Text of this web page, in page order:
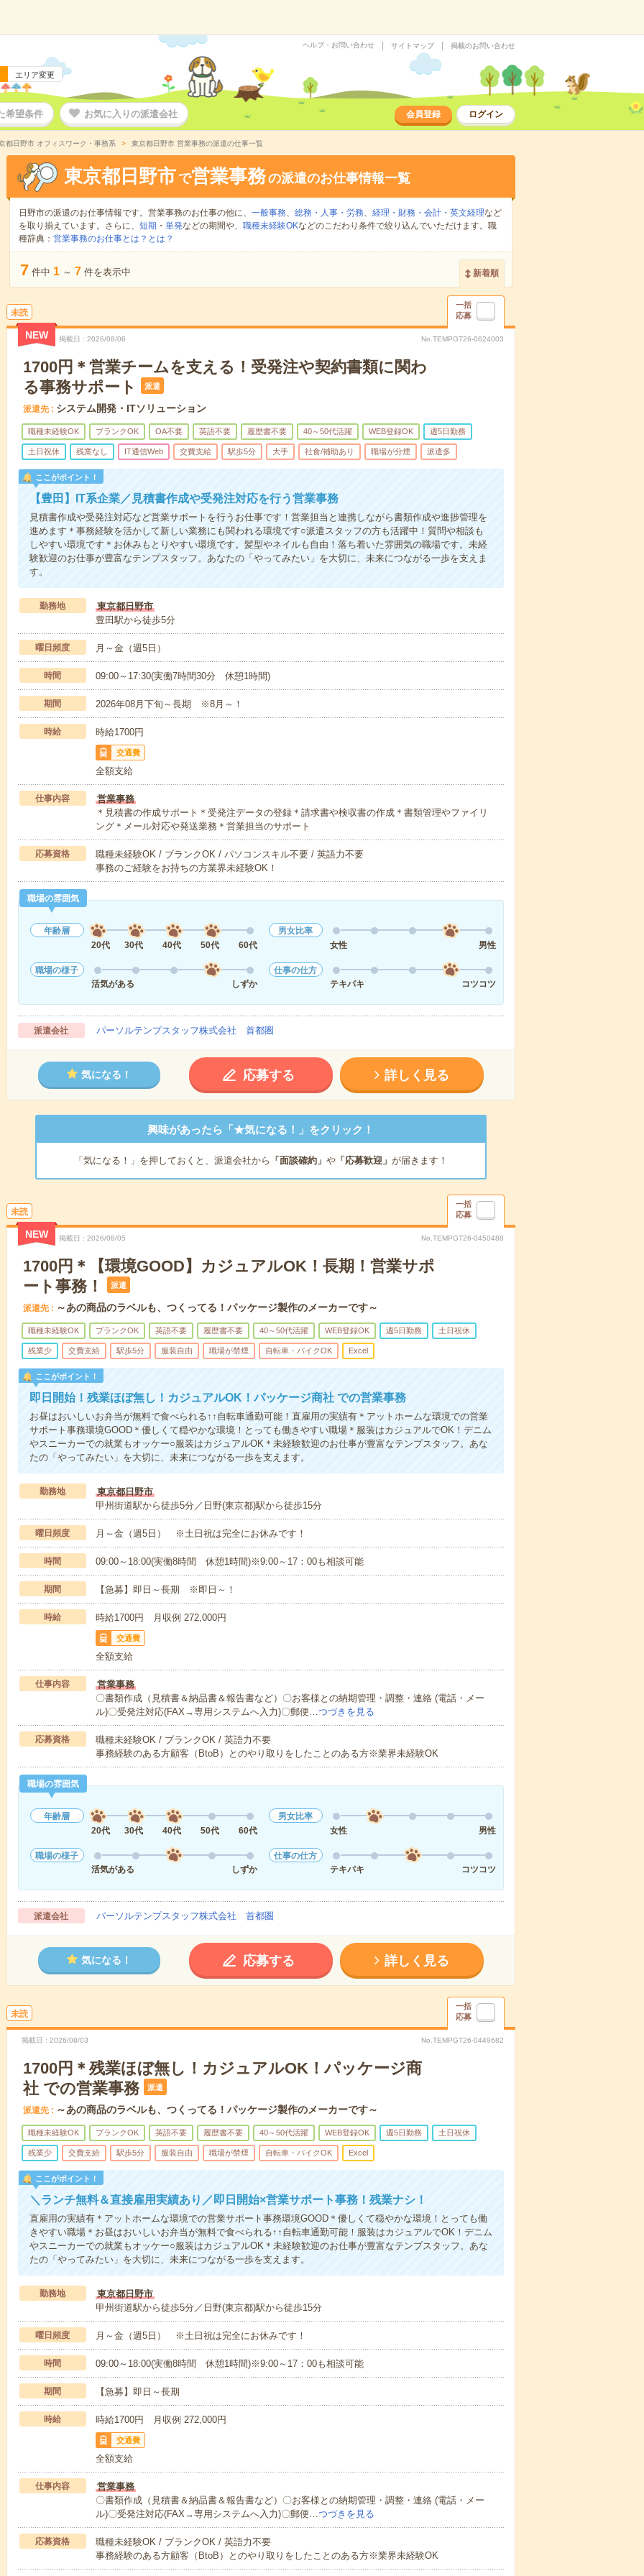
エリア変更
ヘルプ・お問い合わせ サイトマップ 掲載のお問い合わせ
希望条件 お気に入りの派遣会社 会員登録 ログイン
都日野市 オフィスワーク・事務系 東京都日野市 営業事務の派遣の仕事一覧
東京都日野市 で営業事務の派遣のお仕事情報一覧
日野市の派遣のお仕事情報です。営業事務のお仕事の他に、 一般事務、 総務・人事・労務、 経理・財務・会計・英文経理など
を取り揃えています。さらに、 短期 ・ 単発などの期間や、 職種未経験OKなどのこだわり条件で絞り込んでいただけます。職
種辞典： 営業事務のお仕事とは？とは？
7 件中 1 ～ 7 件を表示中 新着順
未読
一括
応募
NEW 掲載日 2026/08/06 No.TEMPGT26-0624003
1700円＊営業チームを支える！受発注や契約書類に関わ
る事務サポート
派遣
派遣先 システム開発・ITソリューション
職種未経験OK ブランクOK OA不要 英語不要 履歴書不要 40～50代活躍 WEB登録OK 週5日勤務
土日祝休 残業なし IT通信Web 交費支給 駅歩5分 大手 社食/補助あり 職場が分煙 派遣多
ここがポイント！
【豊田】IT系企業／見積書作成や受発注対応を行う営業事務
見積書作成や受発注対応など営業サポートを行うお仕事です！営業担当と連携しながら書類作成や進捗管理を
進めます＊事務経験を活かして新しい業務にも関われる環境です○派遣スタッフの方も活躍中！質問や相談も
しやすい環境です＊お休みもとりやすい環境です。髪型やネイルも自由！落ち着いた雰囲気の職場です。未経
験歓迎のお仕事が豊富なテンプスタッフ。あなたの「やってみたい」を大切に、未来につながる一歩を支えま
す。
勤務地
東京都日野市
豊田駅から徒歩5分
曜日頻度 月～金（週5日）
時間 09:00～17:30(実働7時間30分 休憩1時間)
期間 2026年08月下旬～長期 ※8月～！
時給 時給1700円
交通費
全額支給
仕事内容
営業事務
＊見積書の作成サポート＊受発注データの登録＊請求書や検収書の作成＊書類管理やファイリ
ング＊メール対応や発送業務＊営業担当のサポート
応募資格
職種未経験OK / ブランクOK / パソコンスキル不要 / 英語力不要
事務のご経験をお持ちの方業界未経験OK！
職場の雰囲気
年齢層
20代
30代 40代 50代 60代
男女比率
女性
男性
職場の様子
活気がある
しずか
仕事の仕方
テキパキ
コツコツ
派遣会社 パーソルテンプスタッフ株式会社 首都圏
気になる！ 応募する 詳しく見る
興味があったら「★気になる！」をクリック！
「気になる！」を押しておくと、派遣会社から 「面談確約」 や「応募歓迎」 が届きます！
未読
一括
応募
NEW 掲載日 2026/08/05 No.TEMPGT26-0450488
1700円＊【環境GOOD】カジュアルOK！長期！営業サポ
ート事務！
派遣
派遣先 ～あの商品のラベルも、つくってる！パッケージ製作のメーカーです～
職種未経験OK ブランクOK 英語不要 履歴書不要 40～50代活躍 WEB登録OK 週5日勤務 土日祝休
残業少 交費支給 駅歩5分 服装自由 職場が禁煙 自転車・バイクOK Excel
ここがポイント！
即日開始！残業ほぼ無し！カジュアルOK！パッケージ商社 での営業事務
お昼はおいしいお弁当が無料で食べられる↑↑自転車通勤可能！直雇用の実績有＊アットホームな環境での営業
サポート事務環境GOOD＊優しくて穏やかな環境！とっても働きやすい職場＊服装はカジュアルでOK！デニム
やスニーカーでの就業もオッケー○服装はカジュアルOK＊未経験歓迎のお仕事が豊富なテンプスタッフ。あな
たの「やってみたい」を大切に、未来につながる一歩を支えます。
勤務地
東京都日野市
甲州街道駅から徒歩5分／日野(東京都)駅から徒歩15分
曜日頻度 月～金（週5日） ※土日祝は完全にお休みです！
時間 09:00～18:00(実働8時間 休憩1時間)※9:00～17：00も相談可能
期間 【急募】即日～長期 ※即日～！
時給 時給1700円 月収例 272,000円
交通費
全額支給
仕事内容
営業事務
〇書類作成（見積書＆納品書＆報告書など）〇お客様との納期管理・調整・連絡 (電話・メー
ル)〇受発注対応(FAX→専用システムへ入力)〇郵便…つづきを見る
応募資格
職種未経験OK / ブランクOK / 英語力不要
事務経験のある方顧客（BtoB）とのやり取りをしたことのある方※業界未経験OK
職場の雰囲気
年齢層
20代
30代 40代 50代 60代
男女比率
女性
男性
職場の様子
活気がある
しずか
仕事の仕方
テキパキ
コツコツ
派遣会社 パーソルテンプスタッフ株式会社 首都圏
気になる！ 応募する 詳しく見る
未読
一括
応募
掲載日 2026/08/03 No.TEMPGT26-0449682
1700円＊残業ほぼ無し！カジュアルOK！パッケージ商
社 での営業事務
派遣
派遣先 ～あの商品のラベルも、つくってる！パッケージ製作のメーカーです～
職種未経験OK ブランクOK 英語不要 履歴書不要 40～50代活躍 WEB登録OK 週5日勤務 土日祝休
残業少 交費支給 駅歩5分 服装自由 職場が禁煙 自転車・バイクOK Excel
ここがポイント！
＼ランチ無料＆直接雇用実績あり／即日開始×営業サポート事務！残業ナシ！
直雇用の実績有＊アットホームな環境での営業サポート事務環境GOOD＊優しくて穏やかな環境！とっても働
きやすい職場＊お昼はおいしいお弁当が無料で食べられる↑↑自転車通勤可能！服装はカジュアルでOK！デニム
やスニーカーでの就業もオッケー○服装はカジュアルOK＊未経験歓迎のお仕事が豊富なテンプスタッフ。あな
たの「やってみたい」を大切に、未来につながる一歩を支えます。
勤務地
東京都日野市
甲州街道駅から徒歩5分／日野(東京都)駅から徒歩15分
曜日頻度 月～金（週5日） ※土日祝は完全にお休みです！
時間 09:00～18:00(実働8時間 休憩1時間)※9:00～17：00も相談可能
期間 【急募】即日～長期
時給 時給1700円 月収例 272,000円
交通費
全額支給
仕事内容
営業事務
〇書類作成（見積書＆納品書＆報告書など）〇お客様との納期管理・調整・連絡 (電話・メー
ル)〇受発注対応(FAX→専用システムへ入力)〇郵便…つづきを見る
応募資格
職種未経験OK / ブランクOK / 英語力不要
事務経験のある方顧客（BtoB）とのやり取りをしたことのある方※業界未経験OK